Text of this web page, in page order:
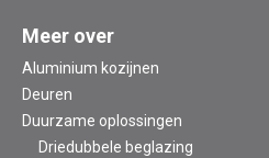
Meer over
Aluminium kozijnen
Deuren
Duurzame oplossingen
Driedubbele beglazing